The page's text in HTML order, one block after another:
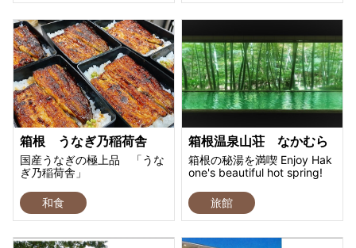
箱根 うなぎ乃稲荷舎
国産うなぎの極上品 「うな
ぎ乃稲荷舎」
和食
箱根温泉山荘 なかむら
箱根の秘湯を満喫 Enjoy Hak
one's beautiful hot spring!
旅館